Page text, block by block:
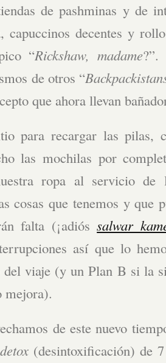
de pashminas y de
capuccinos decentes y
“Rickshaw, madame?”.
de otros “
que ahora llevan
para recargar las pilas,
las mochilas por
ropa al servicio de
cosas que tenemos y que
falta (¡adióssalwar
así que lo
del viaje (y un Plan B si la
mejora).
de este nuevo
detox (desintoxificación) de